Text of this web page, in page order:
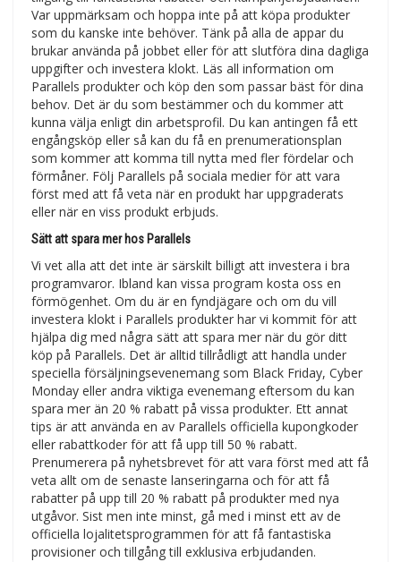
Var uppmärksam och hoppa inte på att köpa produkter
som du kanske inte behöver. Tänk på alla de appar du
brukar använda på jobbet eller för att slutföra dina dagliga
uppgifter och investera klokt. Läs all information om
Parallels produkter och köp den som passar bäst för dina
behov. Det är du som bestämmer och du kommer att
kunna välja enligt din arbetsprofil. Du kan antingen få ett
engångsköp eller så kan du få en prenumerationsplan
som kommer att komma till nytta med fler fördelar och
förmåner. Följ Parallels på sociala medier för att vara
först med att få veta när en produkt har uppgraderats
eller när en viss produkt erbjuds.
Sätt att spara mer hos Parallels
Vi vet alla att det inte är särskilt billigt att investera i bra
programvaror. Ibland kan vissa program kosta oss en
förmögenhet. Om du är en fyndjägare och om du vill
investera klokt i Parallels produkter har vi kommit för att
hjälpa dig med några sätt att spara mer när du gör ditt
köp på Parallels. Det är alltid tillrådligt att handla under
speciella försäljningsevenemang som Black Friday, Cyber
Monday eller andra viktiga evenemang eftersom du kan
spara mer än 20 % rabatt på vissa produkter. Ett annat
tips är att använda en av Parallels officiella kupongkoder
eller rabattkoder för att få upp till 50 % rabatt.
Prenumerera på nyhetsbrevet för att vara först med att få
veta allt om de senaste lanseringarna och för att få
rabatter på upp till 20 % rabatt på produkter med nya
utgåvor. Sist men inte minst, gå med i minst ett av de
officiella lojalitetsprogrammen för att få fantastiska
provisioner och tillgång till exklusiva erbjudanden.